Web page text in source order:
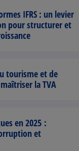
IFRS : un levier
pour structurer et
tourisme et de
maîtriser la TVA
en 2025 :
et